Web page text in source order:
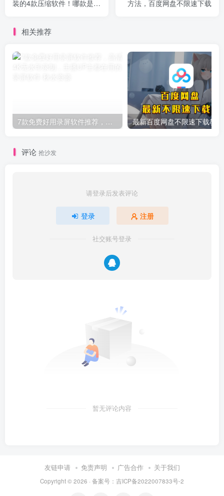
装的4款压缩软件！哪款是你
方法，百度网盘不限速下载
相关推荐
7款免费好用录屏软件推荐，高清4K无水印录制，主播UP主都在用的录屏软件 最新百度网盘不限速下载教程
评论 抢沙发
请登录后发表评论
登录 注册
社交账号登录
暂无评论内容
友链申请 免责声明 广告合作 关于我们
Copyright © 2026 · 备案号：吉ICP备2022007833号-2